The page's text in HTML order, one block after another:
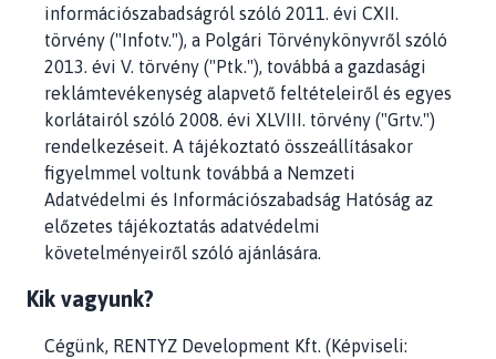
információszabadságról szóló 2011. évi CXII.
törvény ("Infotv."), a Polgári Törvénykönyvről szóló
2013. évi V. törvény ("Ptk."), továbbá a gazdasági
reklámtevékenység alapvető feltételeiről és egyes
korlátairól szóló 2008. évi XLVIII. törvény ("Grtv.")
rendelkezéseit. A tájékoztató összeállításakor
figyelmmel voltunk továbbá a Nemzeti
Adatvédelmi és Információszabadság Hatóság az
előzetes tájékoztatás adatvédelmi
követelményeiről szóló ajánlására.
Kik vagyunk?
Cégünk, RENTYZ Development Kft. (Képviseli: